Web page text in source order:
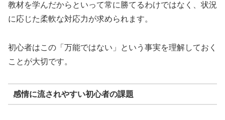
教材を学んだからといって常に勝てるわけではなく、状況
に応じた柔軟な対応力が求められます。
初心者はこの「万能ではない」という事実を理解しておく
ことが大切です。
感情に流されやすい初心者の課題